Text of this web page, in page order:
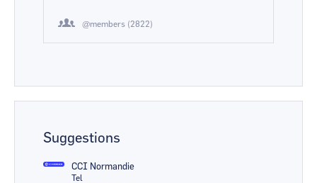
@members (2822)
Suggestions
CCI Normandie
Tel